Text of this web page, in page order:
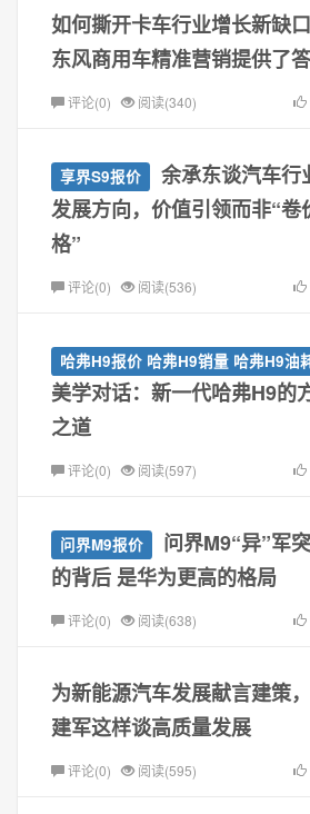
如何撕开卡车行业增长新缺口
东风商用车精准营销提供了
评论(0) 阅读(340)
享界S9报价
余承东谈汽车行
发展方向，价值引领而非“卷
格”
评论(0) 阅读(536)
哈弗H9报价 哈弗H9销量 哈弗H9油
美学对话：新一代哈弗H9的
之道
评论(0) 阅读(597)
问界M9报价
问界M9“异”军
的背后 是华为更高的格局
评论(0) 阅读(638)
为新能源汽车发展献言建策
建军这样谈高质量发展
评论(0) 阅读(595)